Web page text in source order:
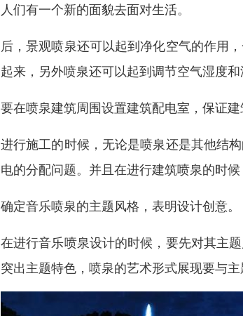
人们有一个新的面貌去面对生活。
后，景观喷泉还可以起到净化空气的作用
起来，另外喷泉还可以起到调节空气湿度和
要在喷泉建筑周围设置建筑配电室，保证建
进行施工的时候，无论是喷泉还是其他结
电的分配问题。并且在进行建筑喷泉的时候
确定音乐喷泉的主题风格，表明设计创意。
在进行音乐喷泉设计的时候，要先对其主
突出主题特色，喷泉的艺术形式展现要与